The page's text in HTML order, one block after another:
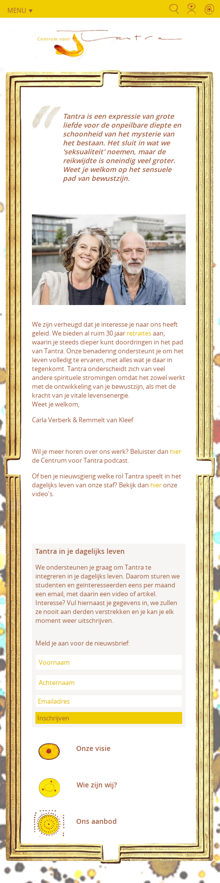
MENU ▼
Tantra is een expressie van grote
liefde voor de onpeilbare diepte en
schoonheid van het mysterie van
het bestaan. Het sluit in wat we
'seksualiteit' noemen, maar de
reikwijdte is oneindig veel groter.
Weet je welkom op het sensuele
pad van bewustzijn.
We zijn verheugd dat je interesse je naar ons heeft
geleid. We bieden al ruim 30 jaar retraitesaan,
waarin je steeds dieper kunt doordringen in het pad
van Tantra. Onze benadering ondersteunt je om het
leven volledig te ervaren, met alles wat je daar in
tegenkomt. Tantra onderscheidt zich van veel
andere spirituele stromingen omdat het zowel werkt
met de ontwikkeling van je bewustzijn, als met de
kracht van je vitale levensenergie.
Weet je welkom,
Carla Verberk & Remmelt van Kleef
Wil je meer horen over ons werk? Beluister dan hier
de Centrum voor Tantra podcast.
Of ben je nieuwsgierig welke rol Tantra speelt in het
dagelijks leven van onze staf? Bekijk dan hieronze
video's.
Tantra in je dagelijks leven
We ondersteunen je graag om Tantra te
integreren in je dagelijks leven. Daarom sturen we
studenten en geïnteresseerden eens per maand
een email, met daarin een video of artikel.
Interesse? Vul hiernaast je gegevens in, we zullen
ze nooit aan derden verstrekken en je kan je elk
moment weer uitschrijven.
Meld je aan voor de nieuwsbrief:
Onze visie
Wie zijn wij?
Ons aanbod